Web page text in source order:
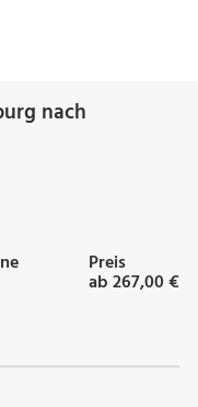
nach
Preis
ab 267,00 €